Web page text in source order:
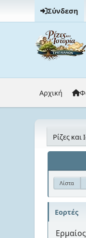
Σύνδεση
Αρχική
Ρίζες και
Λίστα
Εορτές